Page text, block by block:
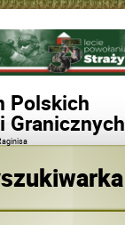
Polskich
Granicznych